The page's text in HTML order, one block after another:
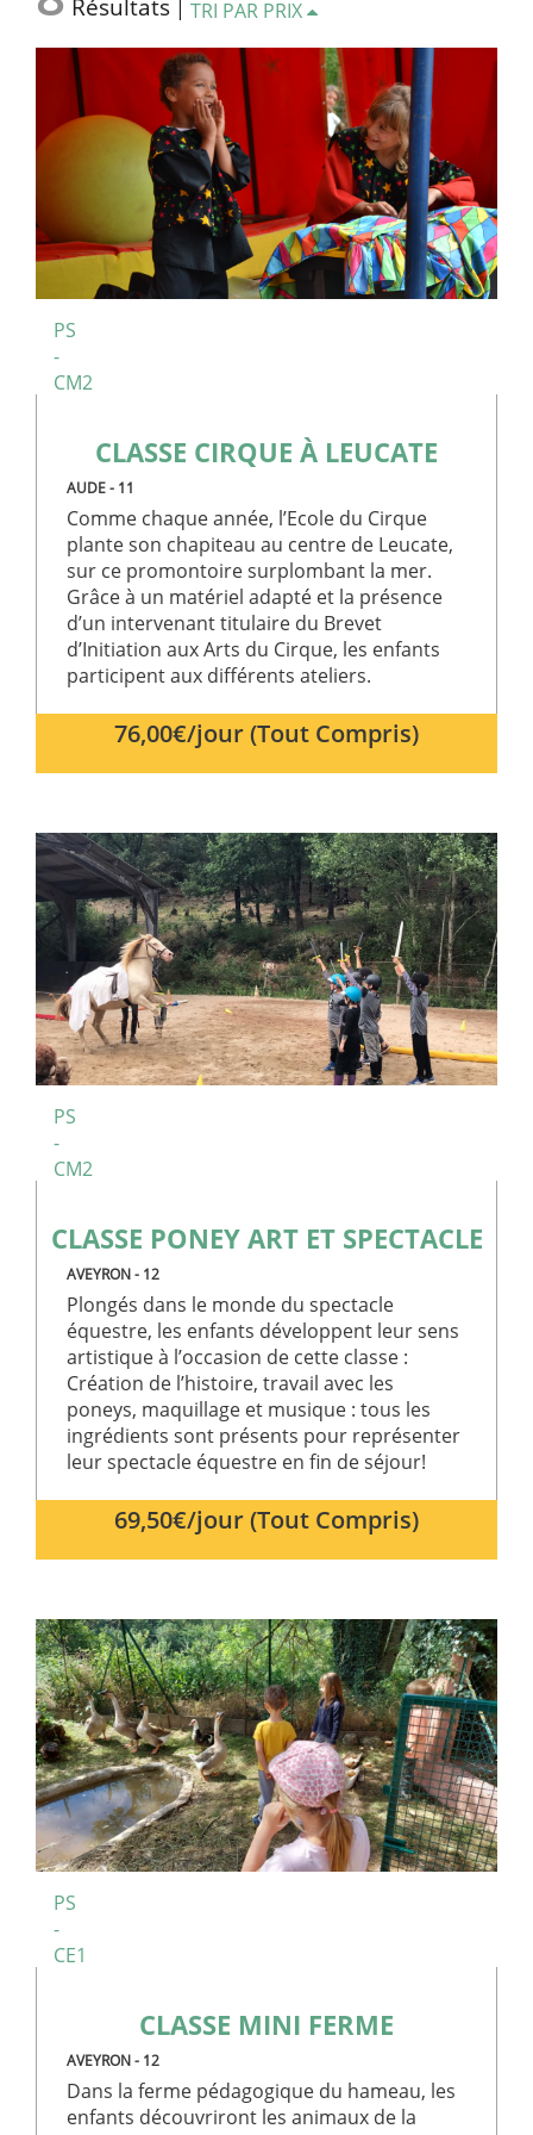
Résultats | TRI PAR PRIX
PS
-
CM2
CLASSE CIRQUE À LEUCATE
AUDE - 11
Comme chaque année, l’Ecole du Cirque
plante son chapiteau au centre de Leucate,
sur ce promontoire surplombant la mer.
Grâce à un matériel adapté et la présence
d’un intervenant titulaire du Brevet
d’Initiation aux Arts du Cirque, les enfants
participent aux différents ateliers.
76,00€/jour (Tout Compris)
PS
-
CM2
CLASSE PONEY ART ET SPECTACLE
AVEYRON - 12
Plongés dans le monde du spectacle
équestre, les enfants développent leur sens
artistique à l’occasion de cette classe :
Création de l’histoire, travail avec les
poneys, maquillage et musique : tous les
ingrédients sont présents pour représenter
leur spectacle équestre en fin de séjour!
69,50€/jour (Tout Compris)
PS
-
CE1
CLASSE MINI FERME
AVEYRON - 12
Dans la ferme pédagogique du hameau, les
enfants découvriront les animaux de la